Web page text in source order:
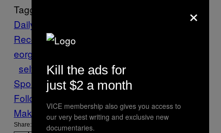
Tagged:
Daily
Record
em fankultur
eorgien
selfie
Shitstorm Sports Twitter
Sports
Follow Us On Discover
Make Us Preferred In Top Stories
Share:
×
Kill the ads for
just $2 a month
VICE membership also gives you access to
our very best writing and exclusive new
documentaries.